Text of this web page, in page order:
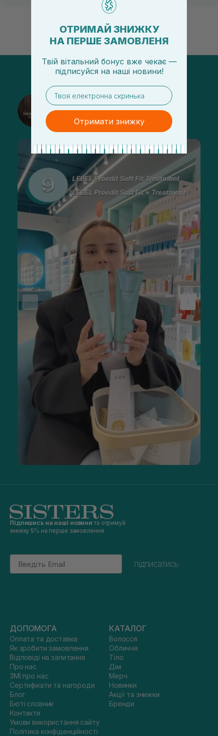
@sisters_stelmakh в Instagram
Підписатися
Підпишись на наші новини та отримуй
знижку 5% на перше замовлення
Email
підписатись
ДОПОМОГА
Оплата та доставка
Як зробити замовлення
Відповіді на запитання
Про нас
ЗМІ про нас
Сертифікати та нагороди
Блог
Бюті словник
Контакти
Умови використання сайту
Політика конфіденційності
КАТАЛОГ
Волосся
Обличчя
Тіло
Дім
Мерч
Новинки
Акції та знижки
Бренди
ОТРИМАЙ ЗНИЖКУ
НА ПЕРШЕ ЗАМОВЛЕНЯ
Твій вітальний бонус вже чекає —
підписуйся на наші новини!
email
Отримати знижку